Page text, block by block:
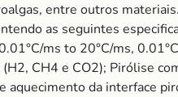
entre outros
as seguintes
ms to 20°C/ms,
CH4 e CO2); Pirólise
aquecimento da interface